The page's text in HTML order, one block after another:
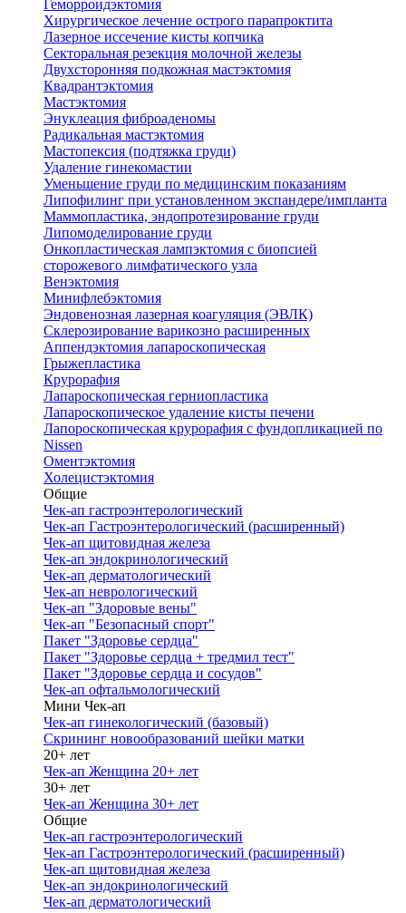
Геморроидэктомия
Хирургическое лечение острого парапроктита
Лазерное иссечение кисты копчика
Секторальная резекция молочной железы
Двухсторонняя подкожная мастэктомия
Квадрантэктомия
Мастэктомия
Энуклеация фиброаденомы
Радикальная мастэктомия
Мастопексия (подтяжка груди)
Удаление гинекомастии
Уменьшение груди по медицинским показаниям
Липофилинг при установленном экспандере/импланта
Маммопластика, эндопротезирование груди
Липомоделирование груди
Онкопластическая лампэктомия с биопсией
сторожевого лимфатического узла
Венэктомия
Минифлебэктомия
Эндовенозная лазерная коагуляция (ЭВЛК)
Склерозирование варикозно расширенных
Аппендэктомия лапароскопическая
Грыжепластика
Крурорафия
Лапароскопическая герниопластика
Лапароскопическое удаление кисты печени
Лапороскопическая крурорафия с фундопликацией по
Nissen
Оментэктомия
Холецистэктомия
Общие
Чек-ап гастроэнтерологический
Чек-ап Гастроэнтерологический (расширенный)
Чек-ап щитовидная железа
Чек-ап эндокринологический
Чек-ап дерматологический
Чек-ап неврологический
Чек-ап "Здоровые вены"
Чек-ап "Безопасный спорт"
Пакет "Здоровье сердца"
Пакет "Здоровье сердца + тредмил тест"
Пакет "Здоровье сердца и сосудов"
Чек-ап офтальмологический
Мини Чек-ап
Чек-ап гинекологический (базовый)
Скрининг новообразований шейки матки
20+ лет
Чек-ап Женщина 20+ лет
30+ лет
Чек-ап Женщина 30+ лет
Общие
Чек-ап гастроэнтерологический
Чек-ап Гастроэнтерологический (расширенный)
Чек-ап щитовидная железа
Чек-ап эндокринологический
Чек-ап дерматологический